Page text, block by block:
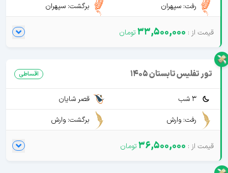
رفت: سپهران برگشت: سپهران
33,500,000
تور تفلیس تابستان 1405 اقساطی
3 شب
قصر شایان
رفت: وارش
برگشت: وارش
36,500,000